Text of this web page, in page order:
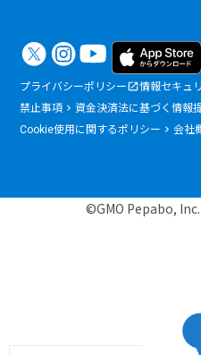
プライバシーポリシー 情報セキュ
禁止事項
資金決済法に基づく情報
Cookie使用に関するポリシー
会社
©GMO Pepabo,